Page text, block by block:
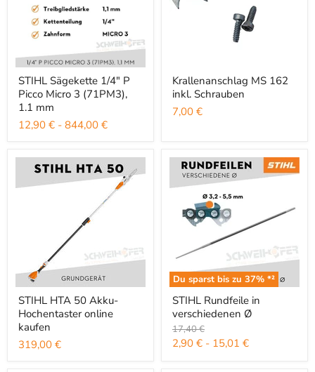
STIHL Sägekette 1/4" P Picco Micro 3 (71PM3), 1.1 mm
STIHL Sägekette 1/4" P
Picco Micro 3 (71PM3),
1.1 mm
12,90 € - 844,00 €
Krallenanschlag MS 162
inkl. Schrauben
7,00 €
STIHL HTA 50 Akku-Hochentaster online kaufen
STIHL HTA 50 Akku-
Hochentaster online
kaufen
319,00 €
Du sparst bis zu 37% *²
STIHL Rundfeile in
STIHL Rundfeile in
verschiedenen Ø
Ursprünglicher Preis
17,40 €
2,90 € - 15,01 €